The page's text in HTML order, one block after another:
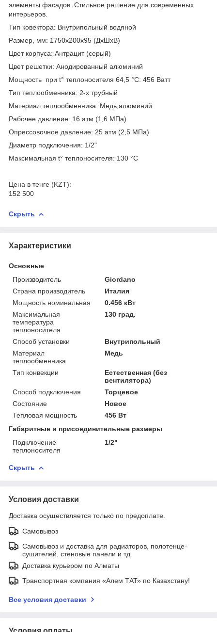
элементы фасадов. Стильное решение для современных
интерьеров.
Тип ковектора: Внутрипольный водяной
Размер, мм: 1750x200x95 (ДxШxВ)
Цвет корпуса: Антрацит (серый)
Цвет решетки: Анодированный алюминий
Мощность при t° теплоносителя 64,5 °С: 456 Ватт
Тип теплообменника: 2-х трубный
Материал теплообменника: Медь,алюминий
Рабочее давление: 16 атм (1,6 МПа)
Опрессовочное давление: 25 атм (2,5 МПа)
Диаметр подключения: 1/2"
Максимальная t° теплоносителя: 130 °С
Цена в тенге (KZT):
152 500
Скрыть
Характеристики
Основные
Производитель
Giordano
Страна производитель
Италия
Мощность номинальная
0.456 кВт
Максимальная
температура
теплоносителя
130 град.
Способ установки
Внутрипольный
Материал
теплообменника
Медь
Тип конвекции
Естественная (без
вентилятора)
Способ подключения
Торцевое
Состояние
Новое
Тепловая мощность
456 Вт
Габаритные и присоединительные размеры
Подключение
теплоносителя
1/2"
Скрыть
Условия доставки
Доставка осуществляется только по предоплате.
Самовывоз
Самовывоз и доставка для радиаторов, полотенце-
сушителей, стеновые панели и тд.
Доставка курьером по Алматы
Транспортная компания «Алем ТАТ» по Казахстану!
Все условия доставки